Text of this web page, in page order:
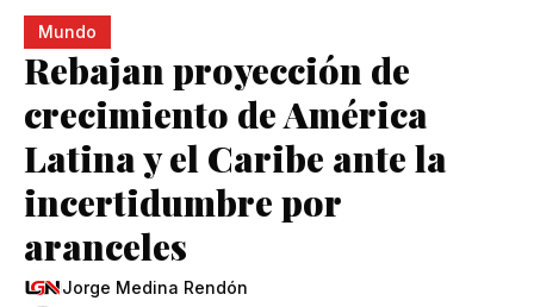
Mundo
Rebajan proyección de
crecimiento de América
Latina y el Caribe ante la
incertidumbre por
aranceles
Jorge Medina Rendón